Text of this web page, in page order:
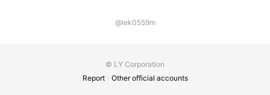
@lek0559m
© LY Corporation
Report
Other official accounts